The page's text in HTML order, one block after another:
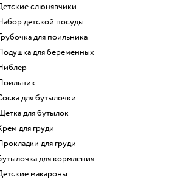
Детские слюнявчики
набор детской посуды
трубочка для поильника
подушка для беременных
ниблер
поильник
соска для бутылочки
щетка для бутылок
крем для груди
прокладки для груди
бутылочка для кормления
детские макароны